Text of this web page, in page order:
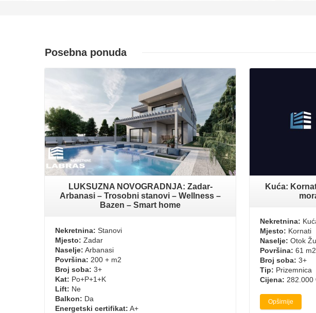
Posebna ponuda
LUKSUZNA NOVOGRADNJA: Zadar-
Arbanasi – Trosobni stanovi – Wellness –
Bazen – Smart home
Nekretnina: Stanovi
Mjesto: Zadar
Naselje: Arbanasi
Površina: 200 + m2
Broj soba: 3+
Kat: Po+P+1+K
Lift: Ne
Balkon: Da
Energetski certifikat: A+
Kuća:
Nekretnina:
Mjesto: Kornati
Naselje: Otok
Površina: 61 m2
Broj soba: 3+
Tip: Prizemnica
Cijena: 282.000
Opširnije